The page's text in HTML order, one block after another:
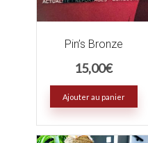
Pin’s Bronze
15,00€
Ajouter au panier